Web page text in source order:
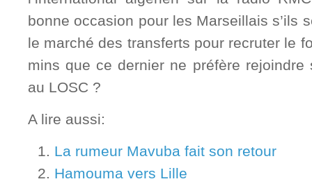
bonne occasion pour les Marseillais s’ils
le marché des transferts pour recruter le
mins que ce dernier ne préfère rejoindre
au LOSC ?
A lire aussi:
La rumeur Mavuba fait son retour
Hamouma vers Lille